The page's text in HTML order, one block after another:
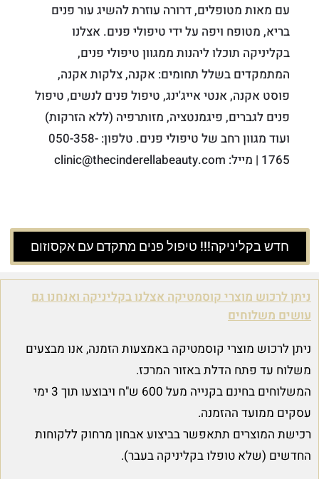
עם מאות מטופלים, דרורה עוזרת להשיג עור פנים
בריא, מטופח ויפה על ידי טיפולי פנים. אצלנו
בקליניקה תוכלו ליהנות ממגוון טיפולי פנים,
המתמקדים בשלל תחומים: אקנה, צלקות אקנה,
פוסט אקנה, אנטי אייג'ינג, טיפול פנים לנשים, טיפול
פנים לגברים, פיגמנטציה, מזותרפיה (ללא הזרקות)
ועוד מגוון רחב של טיפולי פנים. טלפון: 050-358-
1765 | מייל: clinic@thecinderellabeauty.com
חדש בקליניקה!!! טיפול פנים מתקדם עם אקסוזום
ניתן לרכוש מוצרי קוסמטיקה אצלנו בקליניקה ואנחנו גם
עושים משלוחים
ניתן לרכוש מוצרי קוסמטיקה באמצעות הזמנה, אנו מבצעים
משלוח עד פתח הדלת באזור המרכז.
המשלוחים בחינם בקנייה מעל 600 ש"ח ויבוצעו תוך 3 ימי
עסקים ממועד ההזמנה.
רכישת המוצרים תתאפשר בביצוע אבחון מרחוק ללקוחות
החדשים (שלא טופלו בקליניקה בעבר).